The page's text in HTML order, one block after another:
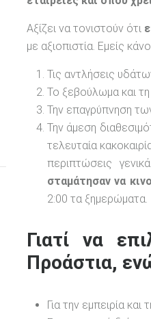
Αξίζει να τονιστούν ότι
με αξιοπιστία. Εμείς
Τις αντλήσεις
Το ξεβούλωμα και τη
Την επαγρύπνηση
Την άμεση
τελευταία
περιπτώσεις
σταμάτησαν να
2:00 τα ξημερώματα.
Γιατί να
Προάστια,
Για την εμπειρία και